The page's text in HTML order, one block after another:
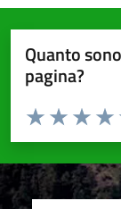
Quanto
pagina?
Valuta da 1 a 5
Valuta
Valuta 2
Valuta 1 stelle